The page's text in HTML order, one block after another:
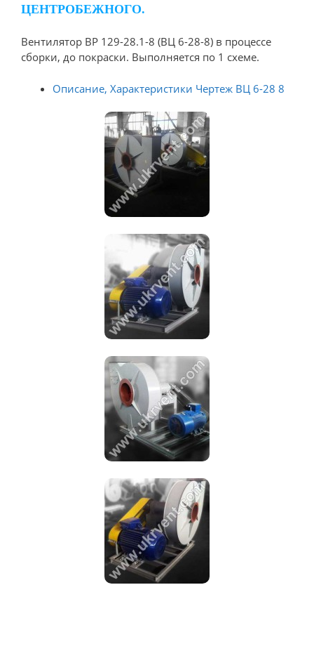
ЦЕНТРОБЕЖНОГО.
Вентилятор ВР 129-28.1-8 (ВЦ 6-28-8) в процессе
сборки, до покраски. Выполняется по 1 схеме.
Описание, Характеристики Чертеж ВЦ 6-28 8